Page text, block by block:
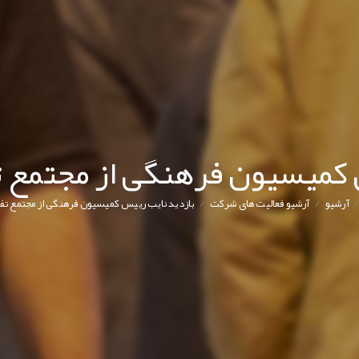
فرهنگی از مجتمع /آرشیو /آرشیو فعالیت های شرکت / بازدید نایب ‌رییس کمیسیون فرهنگی از مجتمع